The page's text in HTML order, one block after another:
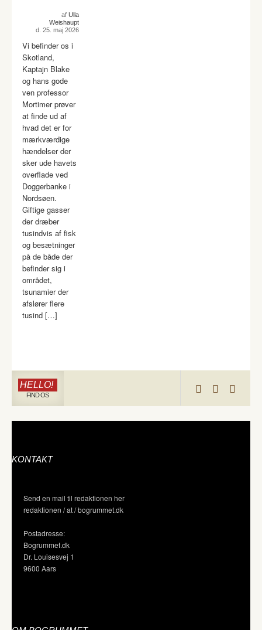
af Ulla
Weishaupt
d. 25. maj 2026
Vi befinder os i
Skotland,
Kaptajn Blake
og hans gode
ven professor
Mortimer prøver
at finde ud af
hvad det er for
mærkværdige
hændelser der
sker ude havets
overflade ved
Doggerbanke i
Nordsøen.
Giftige gasser
der dræber
tusindvis af fisk
og besætninger
på de både der
befinder sig i
området,
tsunamier der
afslører flere
tusind […]
HELLO!
FIND OS
KONTAKT
Send en mail til redaktionen her
redaktionen / at / bogrummet.dk
Postadresse:
Bogrummet.dk
Dr. Louisesvej 1
9600 Aars